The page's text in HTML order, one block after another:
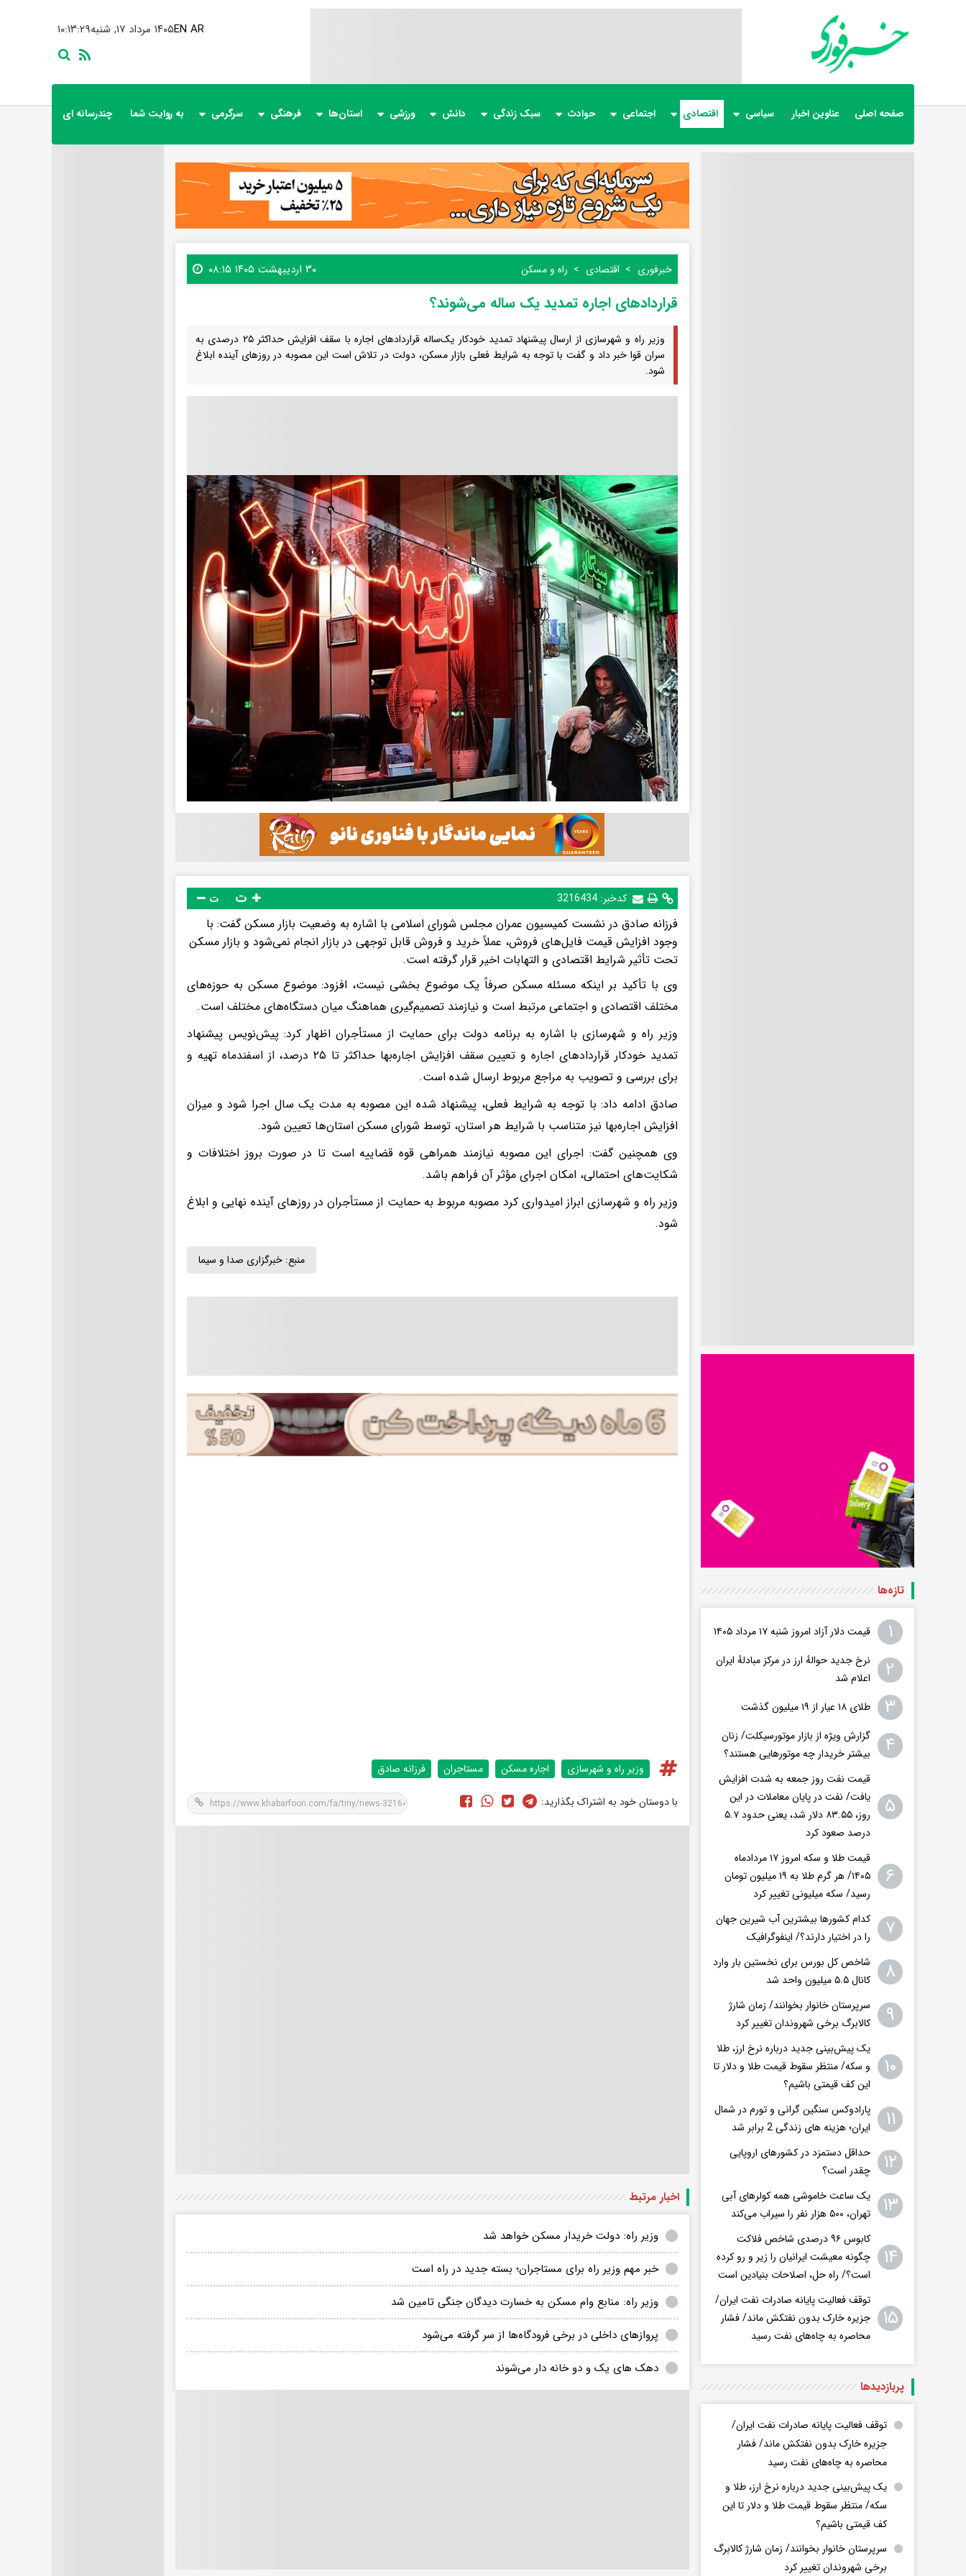
۱۰:۱۳:۳۰ ۱۴۰۵ مرداد ۱۷, شنبهEN AR
صفحه اصلی عناوین اخبار سیاسی اقتصادی اجتماعی حوادث سبک زندگی دانش ورزشی استان‌ها فرهنگی سرگرمی به روایت شما چندرسانه ای
خبرفوری اقتصادی راه و مسکن ۳۰ اردیبهشت ۱۴۰۵ ۰۸:۱۵
قراردادهای اجاره تمدید یک ساله می‌شوند؟
وزیر راه و شهرسازی از ارسال پیشنهاد تمدید خودکار یک‌ساله قراردادهای اجاره با سقف افزایش حداکثر ۲۵ درصدی به
سران قوا خبر داد و گفت با توجه به شرایط فعلی بازار مسکن، دولت در تلاش است این مصوبه در روزهای آینده ابلاغ
شود.
کدخبر:3216434 ت
فرزانه صادق در نشست کمیسیون عمران مجلس شورای اسلامی با اشاره به وضعیت بازار مسکن گفت: با
وجود افزایش قیمت فایل‌های فروش، عملاً خرید و فروش قابل توجهی در بازار انجام نمی‌شود و بازار مسکن
تحت تأثیر شرایط اقتصادی و التهابات اخیر قرار گرفته است.
وی با تأکید بر اینکه مسئله مسکن صرفاً یک موضوع بخشی نیست، افزود: موضوع مسکن به حوزه‌های
مختلف اقتصادی و اجتماعی مرتبط است و نیازمند تصمیم‌گیری هماهنگ میان دستگاه‌های مختلف است.
وزیر راه و شهرسازی با اشاره به برنامه دولت برای حمایت از مستأجران اظهار کرد: پیش‌نویس پیشنهاد
تمدید خودکار قراردادهای اجاره و تعیین سقف افزایش اجاره‌بها حداکثر تا ۲۵ درصد، از اسفندماه تهیه و
برای بررسی و تصویب به مراجع مربوط ارسال شده است.
صادق ادامه داد: با توجه به شرایط فعلی، پیشنهاد شده این مصوبه به مدت یک سال اجرا شود و میزان
افزایش اجاره‌بها نیز متناسب با شرایط هر استان، توسط شورای مسکن استان‌ها تعیین شود.
وی همچنین گفت: اجرای این مصوبه نیازمند همراهی قوه قضاییه است تا در صورت بروز اختلافات و
شکایت‌های احتمالی، امکان اجرای مؤثر آن فراهم باشد.
وزیر راه و شهرسازی ابراز امیدواری کرد مصوبه مربوط به حمایت از مستأجران در روزهای آینده نهایی و ابلاغ
شود.
منبع: خبرگزاری صدا و سیما
وزیر راه و شهرسازی اجاره مسکن مستاجران فرزانه صادق
با دوستان خود به اشتراک بگذارید:
اخبار مرتبط
وزیر راه: دولت خریدار مسکن خواهد شد
خبر مهم وزیر راه برای مستاجران؛ بسته جدید در راه است
وزیر راه: منابع وام مسکن به خسارت دیدگان جنگی تامین شد
پروازهای داخلی در برخی فرودگاه‌ها از سر گرفته می‌شود
دهک های یک و دو خانه دار می‌شوند
تازه‌ها
۱ قیمت دلار آزاد امروز شنبه ۱۷ مرداد ۱۴۰۵
۲
نرخ جدید حوالهٔ ارز در مرکز مبادلهٔ ایران
اعلام شد
۳ طلای ۱۸ عیار از ۱۹ میلیون گذشت
۴
گزارش ویژه از بازار موتورسیکلت/ زنان
بیشتر خریدار چه موتورهایی هستند؟
۵
قیمت نفت روز جمعه به شدت افزایش
یافت/ نفت در پایان معاملات در این
روز، ۸۳.۵۵ دلار شد، یعنی حدود ۵.۷
درصد صعود کرد
۶
قیمت طلا و سکه امروز ۱۷ مردادماه
۱۴۰۵/ هر گرم طلا به ۱۹ میلیون تومان
رسید/ سکه میلیونی تغییر کرد
۷
کدام کشورها بیشترین آب شیرین جهان
را در اختیار دارند؟/ اینفوگرافیک
۸
شاخص کل بورس برای نخستین بار وارد
کانال ۵.۵ میلیون واحد شد
۹
سرپرستان خانوار بخوانند/ زمان شارژ
کالابرگ برخی شهروندان تغییر کرد
۱۰
یک پیش‌بینی جدید درباره نرخ ارز، طلا
و سکه/ منتظر سقوط قیمت طلا و دلار تا
این کف قیمتی باشیم؟
۱۱
پارادوکس سنگین گرانی و تورم در شمال
ایران؛ هزینه های زندگی 2 برابر ‌شد
۱۲
حداقل دستمزد در کشورهای اروپایی
چقدر است؟
۱۳
یک ساعت خاموشی همه کولرهای آبی
تهران، ۵۰۰ هزار نفر را سیراب می‌کند
۱۴
کابوس ۹۶ درصدی شاخص فلاکت
چگونه معیشت ایرانیان را زیر و رو کرده
است؟/ راه حل، اصلاحات بنیادین است
۱۵
توقف فعالیت پایانه صادرات نفت ایران/
جزیره خارک بدون نفتکش ماند/ فشار
محاصره به چاه‌های نفت رسید
پربازدید‌ها
توقف فعالیت پایانه صادرات نفت ایران/
جزیره خارک بدون نفتکش ماند/ فشار
محاصره به چاه‌های نفت رسید
یک پیش‌بینی جدید درباره نرخ ارز، طلا و
سکه/ منتظر سقوط قیمت طلا و دلار تا این
کف قیمتی باشیم؟
سرپرستان خانوار بخوانند/ زمان شارژ کالابرگ
برخی شهروندان تغییر کرد